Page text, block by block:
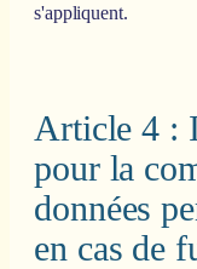
s'appliquent.
Article 4 :
pour la
données
en cas de